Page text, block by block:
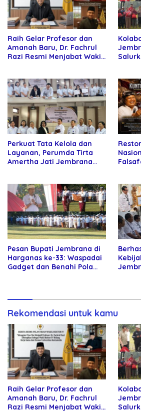
Raih Gelar Profesor dan
Amanah Baru, Dr. Fachrul
Razi Resmi Menjabat Wakil
Perkuat Tata Kelola dan
Layanan, Perumda Tirta
Amertha Jati Jembrana
Pesan Bupati Jembrana di
Harganas ke-33: Waspadai
Gadget dan Benahi Pola
Rekomendasi untuk kamu
Raih Gelar Profesor dan
Amanah Baru, Dr. Fachrul
Razi Resmi Menjabat Wakil